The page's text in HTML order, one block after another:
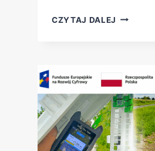
CZYTAJ DALEJ